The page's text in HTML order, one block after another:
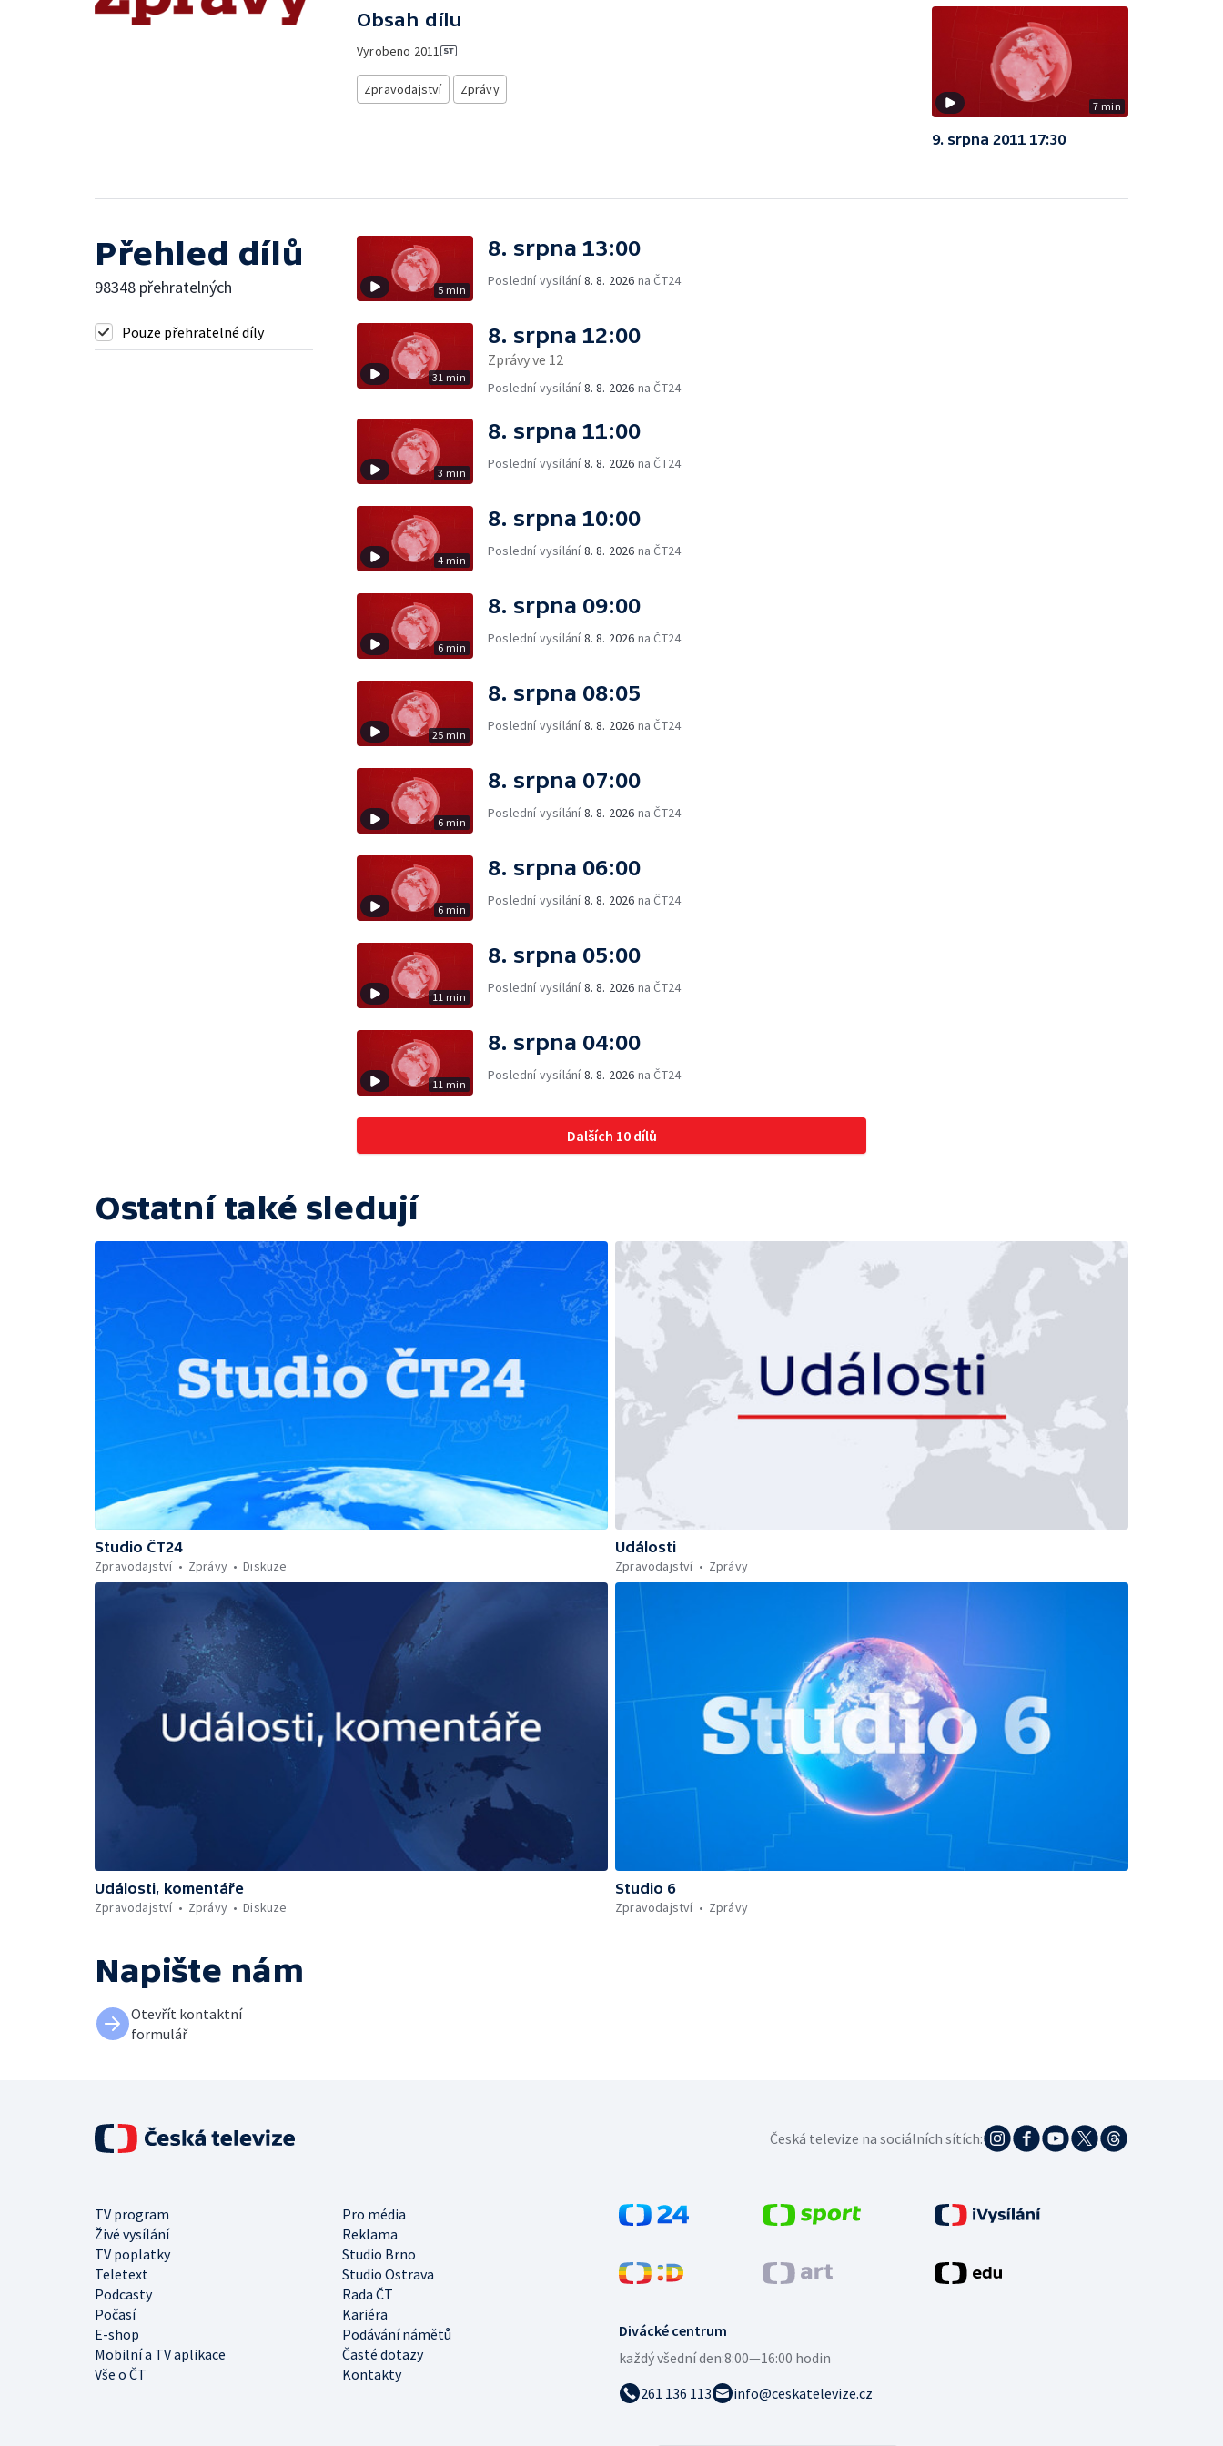
Obsah dílu
Vyrobeno 2011
Zpravodajství Zprávy
7 min
9. srpna 2011 17:30
Přehled dílů
98348 přehratelných
Pouze přehratelné díly
5 min
8. srpna 13:00
Poslední vysílání8. 8. 2026 na ČT24
31 min
8. srpna 12:00
Zprávy ve 12
Poslední vysílání8. 8. 2026 na ČT24
3 min
8. srpna 11:00
Poslední vysílání8. 8. 2026 na ČT24
4 min
8. srpna 10:00
Poslední vysílání8. 8. 2026 na ČT24
6 min
8. srpna 09:00
Poslední vysílání8. 8. 2026 na ČT24
25 min
8. srpna 08:05
Poslední vysílání8. 8. 2026 na ČT24
6 min
8. srpna 07:00
Poslední vysílání8. 8. 2026 na ČT24
6 min
8. srpna 06:00
Poslední vysílání8. 8. 2026 na ČT24
11 min
8. srpna 05:00
Poslední vysílání8. 8. 2026 na ČT24
11 min
8. srpna 04:00
Poslední vysílání8. 8. 2026 na ČT24
Dalších 10 dílů
Ostatní také sledují
Studio ČT24
Zpravodajství
Zprávy Diskuze
Události
Zpravodajství
Zprávy
Události, komentáře
Zpravodajství
Zprávy Diskuze
Studio 6
Zpravodajství
Zprávy
Napište nám
Otevřít kontaktní
formulář
Divácké centrum
každý všední den:8:00—16:00 hodin
261 136 113
info@ceskatelevize.cz
TV program
Pro média
Živé vysílání
Reklama
TV poplatky
Studio Brno
Teletext
Studio Ostrava
Podcasty
Rada ČT
Počasí
Kariéra
E-shop
Podávání námětů
Mobilní a TV aplikace
Časté dotazy
Vše o ČT
Kontakty
Česká televize na sociálních sítích: